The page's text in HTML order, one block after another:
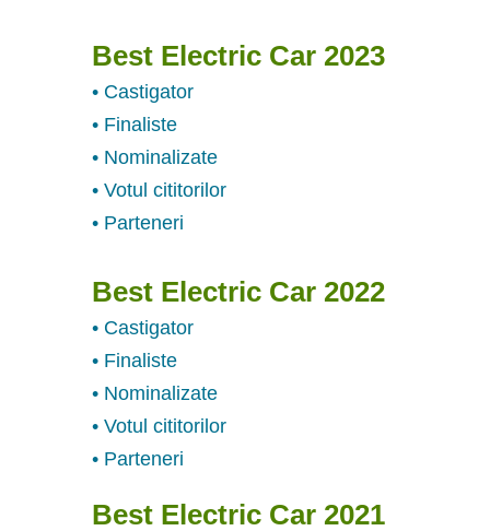
Best Electric Car 2023
• Castigator
• Finaliste
• Nominalizate
• Votul cititorilor
• Parteneri
Best Electric Car 2022
• Castigator
• Finaliste
• Nominalizate
• Votul cititorilor
• Parteneri
Best Electric Car 2021